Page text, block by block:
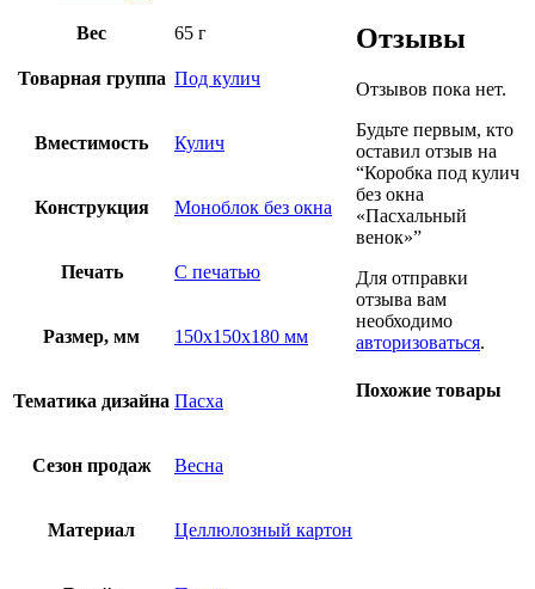
Вес 65 г
Товарная группа Под кулич
Вместимость Кулич
Конструкция Моноблок без окна
Печать С печатью
Размер, мм 150х150х180 мм
Тематика дизайна Пасха
Сезон продаж Весна
Материал Целлюлозный картон
Отзывы
Отзывов пока нет.
Будьте первым, кто
оставил отзыв на
“Коробка под кулич
без окна
«Пасхальный
венок»”
Для отправки
отзыва вам
необходимо
авторизоваться.
Похожие товары